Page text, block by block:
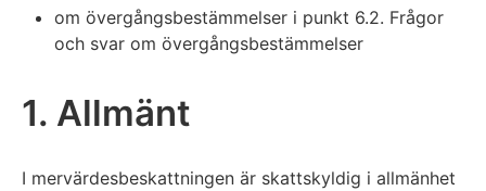
om övergångsbestämmelser i punkt 6.2. Frågor
och svar om övergångsbestämmelser
1. Allmänt
I mervärdesbeskattningen är skattskyldig i allmänhet